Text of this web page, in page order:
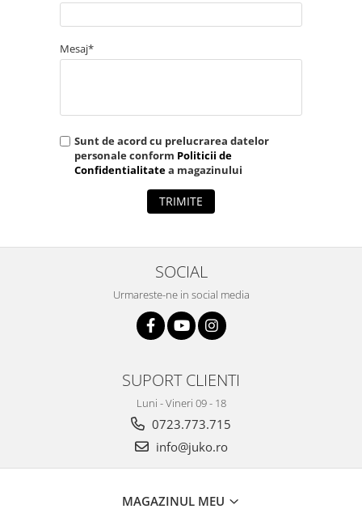
Mesaj*
Sunt de acord cu prelucrarea datelor
personale conform Politicii de
Confidentialitatea magazinului
TRIMITE
SOCIAL
Urmareste-ne in social media
SUPORT CLIENTI
Luni - Vineri 09 - 18
0723.773.715
info@juko.ro
MAGAZINUL MEU